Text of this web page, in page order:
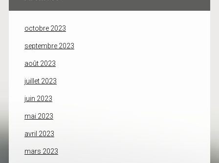
octobre 2023
septembre 2023
août 2023
juillet 2023
juin 2023
mai 2023
avril 2023
mars 2023